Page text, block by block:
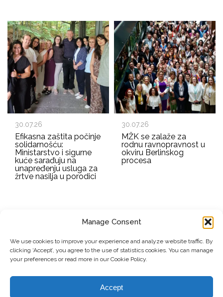
Manage Consent
We use cookies to improve your experience and analyze website traffic. By
clicking ‘Accept’, you agree to the use of statistics cookies. You can manage
your preferences or read more in our Cookie Policy.
Accept
30.07.26
Efikasna zaštita počinje
solidarnošću:
Ministarstvo i sigurne
kuće sarađuju na
unapređenju usluga za
žrtve nasilja u porodici
30.07.26
MŽK se zalaže za
rodnu ravnopravnost u
okviru Berlinskog
procesa
EMAIL ADDRESS
© Copyright, 2026 . Mreža Žena Kosova. Sva prava zadržana.